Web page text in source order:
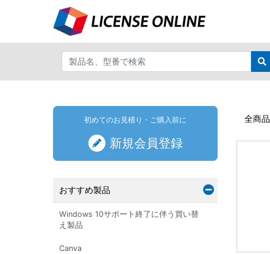
全商品
初めてのお見積り・ご購入前に
新規会員登録
おすすめ製品
Windows 10サポート終了に伴う買い替
え製品
Canva